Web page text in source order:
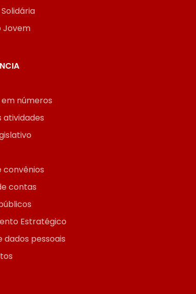
Jovem
números
atividades
contas
Estratégico
dados pessoais